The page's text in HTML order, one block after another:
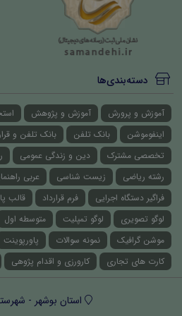
دسته‌بندی‌ها
آموزش و پرورش آموزش و پژوهش
اینفوموشن
بانک تلفن بانک تلفن و
تخصصی مشترک
دین و زندگی عمومی
رشته ریاضی
زیست شناسی عربی
فراگیر دستگاه اجرایی
فرم قرارداد قالب
لوگو تصویری
لوگو تمپلیت متوسطه اول
موشن گرافیک
نمونه سوالات پاورپوینت
کارت های تجاری
کارورزی و اقدام پژوهی
استان بوشهر -